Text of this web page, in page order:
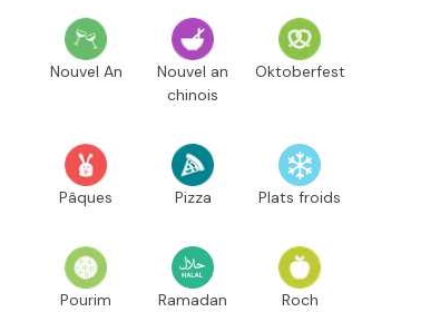
Nouvel An
Nouvel an
chinois
Oktoberfest
Pâques Pizza Plats froids
Pourim Ramadan Roch